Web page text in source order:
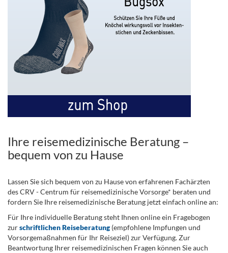
Ihre reisemedizinische Beratung –
bequem von zu Hause
Lassen Sie sich bequem von zu Hause von erfahrenen Fachärzten
des CRV - Centrum für reisemedizinische Vorsorge* beraten und
fordern Sie Ihre reisemedizinische Beratung jetzt einfach online an:
Für Ihre individuelle Beratung steht Ihnen online ein Fragebogen
zurschriftlichen Reiseberatung(empfohlene Impfungen und
Vorsorgemaßnahmen für Ihr Reiseziel) zur Verfügung. Zur
Beantwortung Ihrer reisemedizinischen Fragen können Sie auch